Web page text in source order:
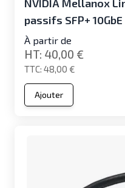
NVIDIA Mellanox
passifs SFP+ 10GbE
À partir de
48,00 €
40,00 €
Ajouter